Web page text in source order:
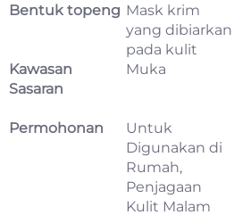
Bentuk topeng Mask krim
yang dibiarkan
pada kulit
Kawasan
Sasaran
Muka
Permohonan
Untuk
Digunakan di
Rumah,
Penjagaan
Kulit Malam